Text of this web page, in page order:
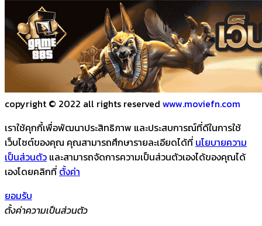
copyright © 2022 all rights reserved www.moviefn.com
เราใช้คุกกี้เพื่อพัฒนาประสิทธิภาพ และประสบการณ์ที่ดีในการใช้
เว็บไซต์ของคุณ คุณสามารถศึกษารายละเอียดได้ที่ นโยบายความ
เป็นส่วนตัว และสามารถจัดการความเป็นส่วนตัวเองได้ของคุณได้
เองโดยคลิกที่ ตั้งค่า
ยอมรับ
ตั้งค่าความเป็นส่วนตัว